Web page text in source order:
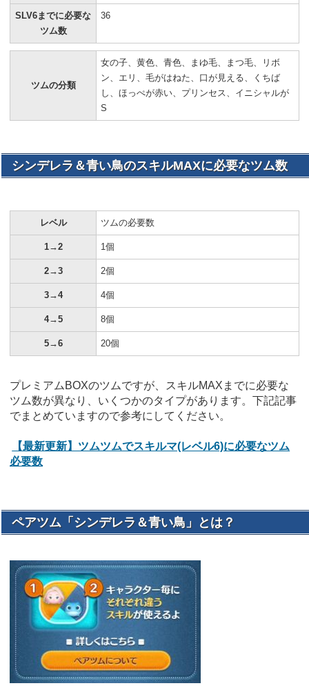
SLV6までに必要な
ツム数
36
ツムの分類
女の子、黄色、青色、まゆ毛、まつ毛、リボ
ン、エリ、毛がはねた、口が見える、くちば
し、ほっぺが赤い、プリンセス、イニシャルが
S
シンデレラ＆青い鳥のスキルMAXに必要なツム数
レベル ツムの必要数
1→2 1個
2→3 2個
3→4 4個
4→5 8個
5→6 20個
プレミアムBOXのツムですが、スキルMAXまでに必要な
ツム数が異なり、いくつかのタイプがあります。下記記事
でまとめていますので参考にしてください。
【最新更新】ツムツムでスキルマ(レベル6)に必要なツム
必要数
ペアツム「シンデレラ＆青い鳥」とは？